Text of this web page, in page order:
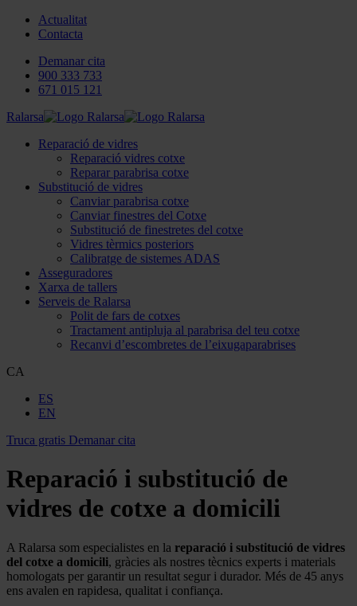
Actualitat
Contacta
Demanar cita
900 333 733
671 015 121
Ralarsa
Reparació de vidres
Reparació vidres cotxe
Reparar parabrisa cotxe
Substitució de vidres
Canviar parabrisa cotxe
Canviar finestres del Cotxe
Substitució de finestretes del cotxe
Vidres tèrmics posteriors
Calibratge de sistemes ADAS
Asseguradores
Xarxa de tallers
Serveis de Ralarsa
Polit de fars de cotxes
Tractament antipluja al parabrisa del teu cotxe
Recanvi d’escombretes de l’eixugaparabrises
CA
ES
EN
Truca gratis Demanar cita
Reparació i substitució de
vidres de cotxe a domicili
A Ralarsa som especialistes en la reparació i substitució de vidres
del cotxe a domicili, gràcies als nostres tècnics experts i materials
homologats per garantir un resultat segur i durador. Més de 45 anys
ens avalen en rapidesa, qualitat i confiança.